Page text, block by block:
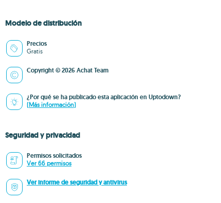
Modelo de distribución
Precios
Gratis
Copyright © 2026 Achat Team
¿Por qué se ha publicado esta aplicación en Uptodown?
(Más información)
Seguridad y privacidad
Permisos solicitados
Ver 66 permisos
Ver informe de seguridad y antivirus